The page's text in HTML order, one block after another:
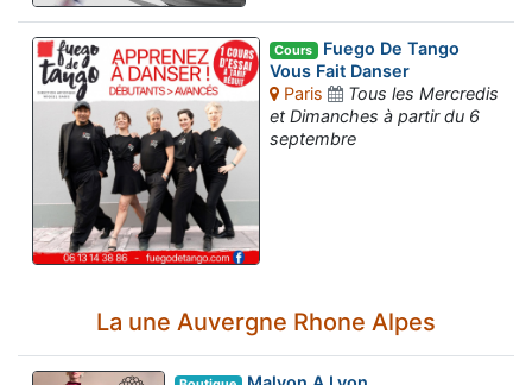
Cours Fuego De Tango
Vous Fait Danser
Paris
Tous les Mercredis
et Dimanches à partir du 6
septembre
La une Auvergne Rhone Alpes